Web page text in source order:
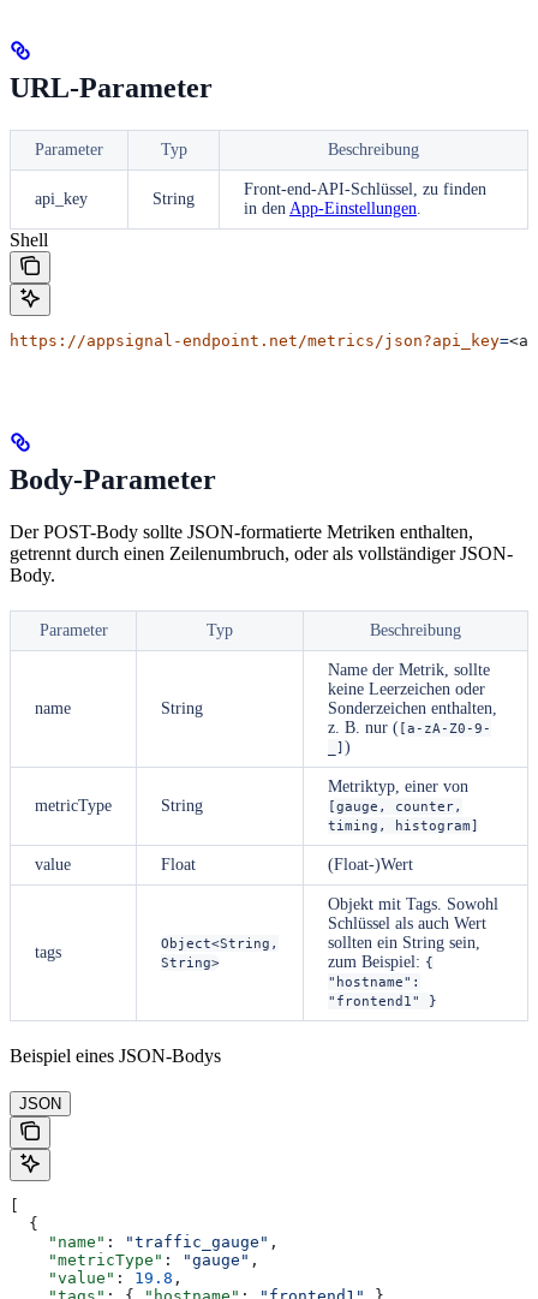
URL-Parameter
Parameter Typ Beschreibung
api_key String
Front-end-API-Schlüssel, zu finden
in den App-Einstellungen
Shell
https://appsignal-endpoint.net/metrics/json?api_key=
Body-Parameter
Der POST-Body sollte JSON-formatierte Metriken enthalten,
getrennt durch einen Zeilenumbruch, oder als vollständiger JSON-
Body.
Parameter Typ Beschreibung
name String
Name der Metrik, sollte
keine Leerzeichen oder
Sonderzeichen enthalten,
z. B. nur ([a-zA-Z0-9-
_])
metricType String
Metriktyp, einer von
[gauge, counter,
timing, histogram]
value Float (Float-)Wert
tags
Object<String,
String>
Objekt mit Tags. Sowohl
Schlüssel als auch Wert
sollten ein String sein,
zum Beispiel: {
"hostname":
"frontend1" }
Beispiel eines JSON-Bodys
JSON
[
  {
    "name"
: "traffic_gauge" ,
    "metricType"
: "gauge" ,
    "value"
: 19.8 ,
    "tags"
: { "hostname" : "frontend1" }